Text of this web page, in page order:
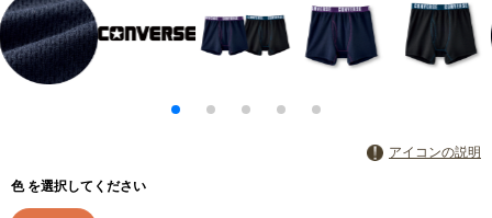
アイコンの説明
色 を選択してください